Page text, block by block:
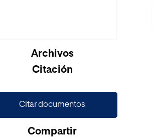
Cargando...Archivos
Citación
Citar documentos
Compartir